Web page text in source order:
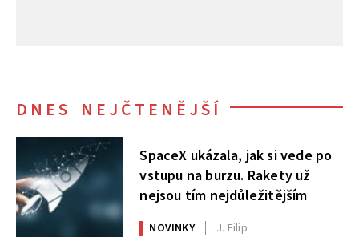
DNES NEJČTENĚJŠÍ
SpaceX ukázala, jak si vede po
vstupu na burzu. Rakety už
nejsou tím nejdůležitějším
NOVINKY J. Filip